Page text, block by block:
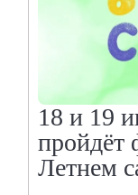
18 и 19
пройдёт
Летнем